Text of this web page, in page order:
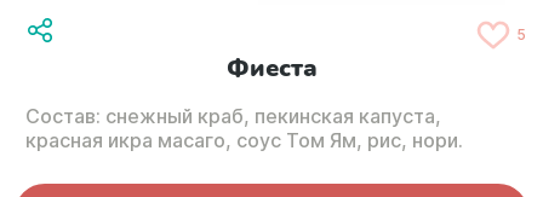
5
Фиеста
Состав: снежный краб, пекинская капуста,
красная икра масаго, соус Том Ям, рис, нори.